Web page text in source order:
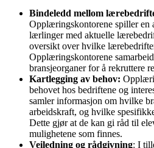
Bindeledd mellom
Opplæringskontorene spiller en
lærlinger med aktuelle
oversikt over hvilke
Opplæringskontorene
bransjeorganer for å rekruttere
Kartlegging av behov:
behovet hos bedriftene og
samler informasjon om hvilke
arbeidskraft, og hvilke
Dette gjør at de kan gi råd til
mulighetene som finnes.
Veiledning og rådgivning: I